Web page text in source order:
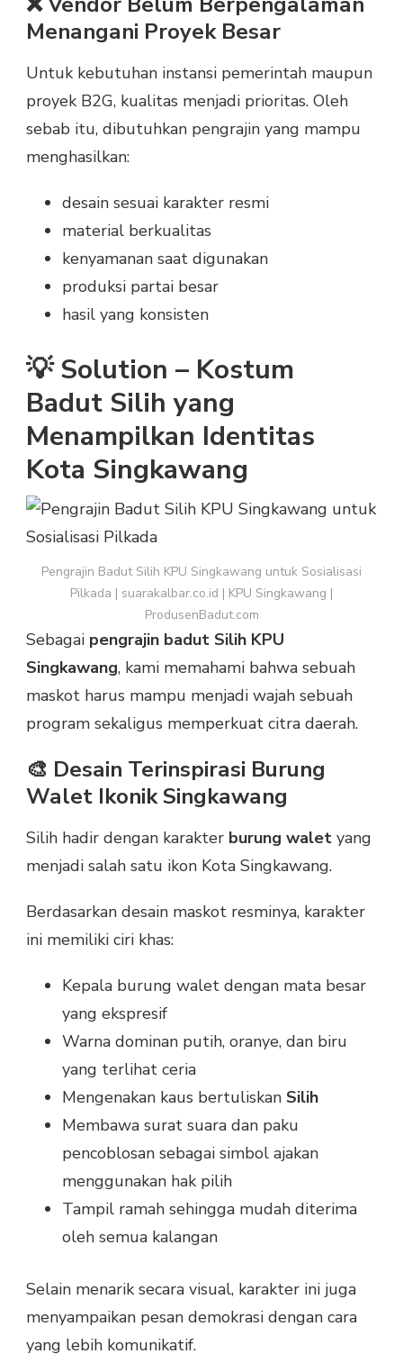
Menangani Proyek Besar
Untuk kebutuhan instansi pemerintah maupun
proyek B2G, kualitas menjadi prioritas. Oleh
sebab itu, dibutuhkan pengrajin yang mampu
menghasilkan:
desain sesuai karakter resmi
material berkualitas
kenyamanan saat digunakan
produksi partai besar
hasil yang konsisten
💡 Solution – Kostum
Badut Silih yang
Menampilkan Identitas
Kota Singkawang
Pengrajin Badut Silih KPU Singkawang untuk Sosialisasi
Pilkada | suarakalbar.co.id | KPU Singkawang |
ProdusenBadut.com
Sebagai pengrajin badut Silih KPU
Singkawang, kami memahami bahwa sebuah
maskot harus mampu menjadi wajah sebuah
program sekaligus memperkuat citra daerah.
🎨 Desain Terinspirasi Burung
Walet Ikonik Singkawang
Silih hadir dengan karakter burung walet yang
menjadi salah satu ikon Kota Singkawang.
Berdasarkan desain maskot resminya, karakter
ini memiliki ciri khas:
Kepala burung walet dengan mata besar
yang ekspresif
Warna dominan putih, oranye, dan biru
yang terlihat ceria
Mengenakan kaus bertuliskan Silih
Membawa surat suara dan paku
pencoblosan sebagai simbol ajakan
menggunakan hak pilih
Tampil ramah sehingga mudah diterima
oleh semua kalangan
Selain menarik secara visual, karakter ini juga
menyampaikan pesan demokrasi dengan cara
yang lebih komunikatif.